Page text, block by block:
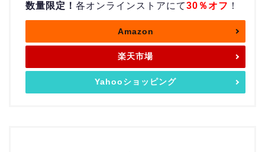
数量限定！ 各オンラインストアにて30％オフ ！
Amazon
楽天市場
Yahooショッピング